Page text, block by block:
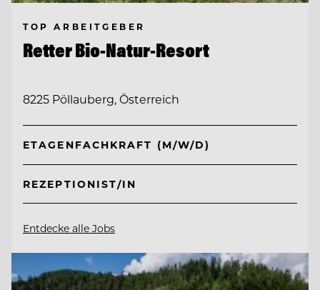
TOP ARBEITGEBER
Retter Bio-Natur-Resort
8225 Pöllauberg, Österreich
ETAGENFACHKRAFT (M/W/D)
REZEPTIONIST/IN
Entdecke alle Jobs